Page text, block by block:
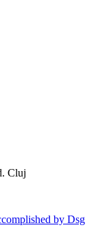
Cluj
by Dsg